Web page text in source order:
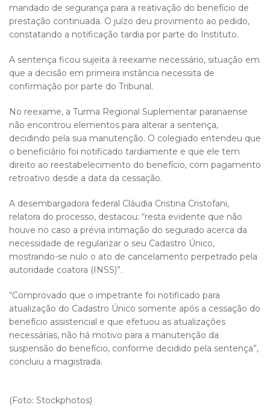
mandado de segurança para a reativação do benefício de
prestação continuada. O juízo deu provimento ao pedido,
constatando a notificação tardia por parte do Instituto.
A sentença ficou sujeita à reexame necessário, situação em
que a decisão em primeira instância necessita de
confirmação por parte do Tribunal.
No reexame, a Turma Regional Suplementar paranaense
não encontrou elementos para alterar a sentença,
decidindo pela sua manutenção. O colegiado entendeu que
o beneficiário foi notificado tardiamente e que ele tem
direito ao reestabelecimento do benefício, com pagamento
retroativo desde a data da cessação.
A desembargadora federal Cláudia Cristina Cristofani,
relatora do processo, destacou: “resta evidente que não
houve no caso a prévia intimação do segurado acerca da
necessidade de regularizar o seu Cadastro Único,
mostrando-se nulo o ato de cancelamento perpetrado pela
autoridade coatora (INSS)”.
“Comprovado que o impetrante foi notificado para
atualização do Cadastro Único somente após a cessação do
benefício assistencial e que efetuou as atualizações
necessárias, não há motivo para a manutenção da
suspensão do benefício, conforme decidido pela sentença”,
concluiu a magistrada.
(Foto: Stockphotos)